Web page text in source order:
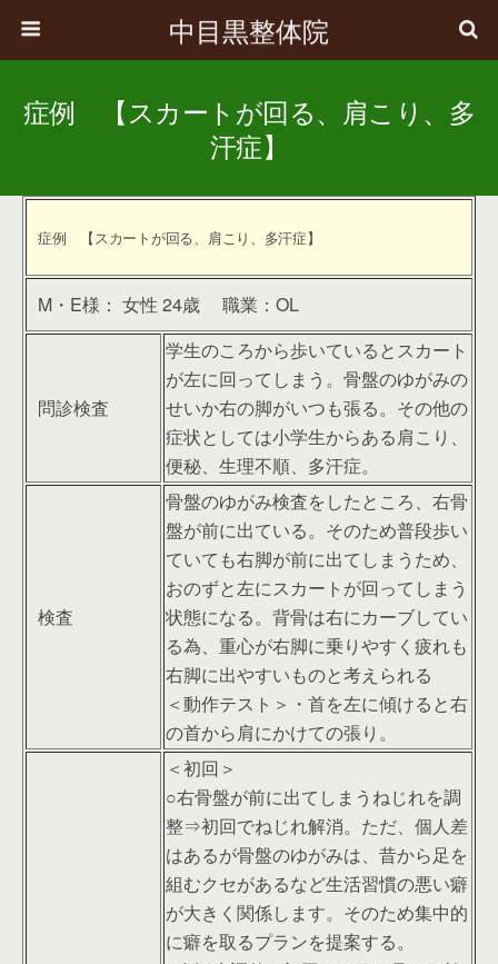
中目黒整体院
症例 【スカートが回る、肩こり、多
汗症】
症例 【スカートが回る、肩こり、多汗症】
M・E様： 女性 24歳 職業：OL
問診検査
学生のころから歩いているとスカート
が左に回ってしまう。骨盤のゆがみの
せいか右の脚がいつも張る。その他の
症状としては小学生からある肩こり、
便秘、生理不順、多汗症。
検査
骨盤のゆがみ検査をしたところ、右骨
盤が前に出ている。そのため普段歩い
ていても右脚が前に出てしまうため、
おのずと左にスカートが回ってしまう
状態になる。背骨は右にカーブしてい
る為、重心が右脚に乗りやすく疲れも
右脚に出やすいものと考えられる
＜動作テスト＞・首を左に傾けると右
の首から肩にかけての張り。
＜初回＞
○右骨盤が前に出てしまうねじれを調
整⇒初回でねじれ解消。ただ、個人差
はあるが骨盤のゆがみは、昔から足を
組むクセがあるなど生活習慣の悪い癖
が大きく関係します。そのため集中的
に癖を取るプランを提案する。